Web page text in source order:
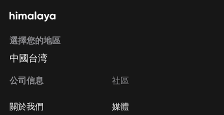
選擇您的地區
中國台湾
公司信息
關於我們
社區
媒體